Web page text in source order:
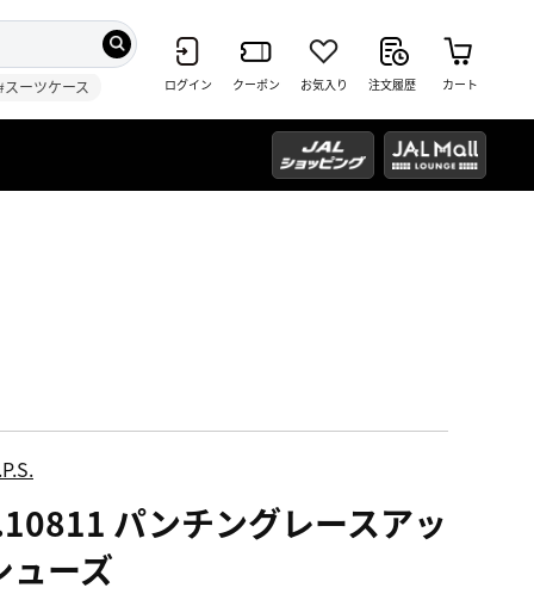
スーツケース ログイン クーポン お気入り 注文履歴 カート
パンチングレースアッ
ューズ